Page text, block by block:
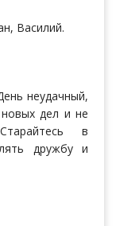
Василий.
неудачный,
дел и не
в
дружбу и